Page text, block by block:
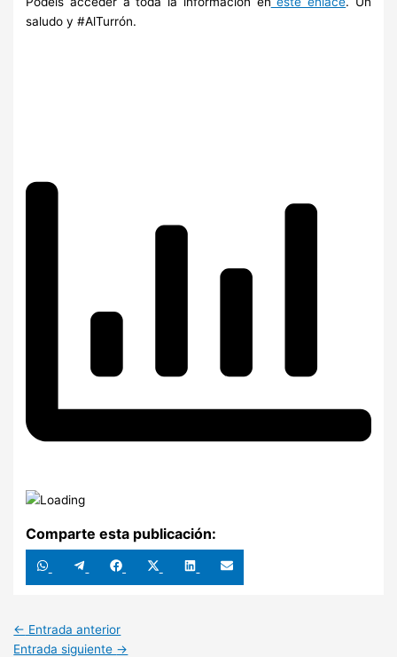
saludo y #AlTurrón.
Comparte esta publicación:
Compartir
en
WhatsApp
Compartir
en
Telegram
Compartir
en
Facebook
Compartir
en
X
Compartir
en
LinkedIn
Compartir
en
Email
← Entrada anterior
Entrada siguiente →